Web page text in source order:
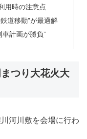
用時の注意点
道移動”が最適解
計画が勝負”
つり大花火大
河川敷を会場に行わ